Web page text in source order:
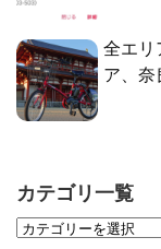
全エリ
ア、奈
カテゴリ一覧